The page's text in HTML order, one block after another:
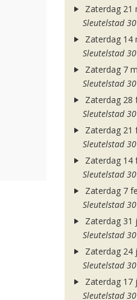
Zaterdag 21
Sleutelstad 30
Zaterdag 14
Sleutelstad 30
Zaterdag 7
Sleutelstad 30
Zaterdag 28
Sleutelstad 30
Zaterdag 21
Sleutelstad 30
Zaterdag 14
Sleutelstad 30
Zaterdag 7
Sleutelstad 30
Zaterdag 31
Sleutelstad 30
Zaterdag 24
Sleutelstad 30
Zaterdag 17
Sleutelstad 30